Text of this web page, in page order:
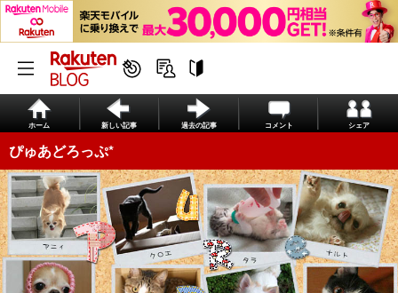
ホーム 新しい記事 過去の記事 コメント シェア
ぴゅあどろっぷ*